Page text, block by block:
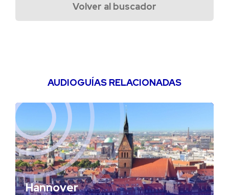
Volver al buscador
AUDIOGUÍAS RELACIONADAS
Hannover